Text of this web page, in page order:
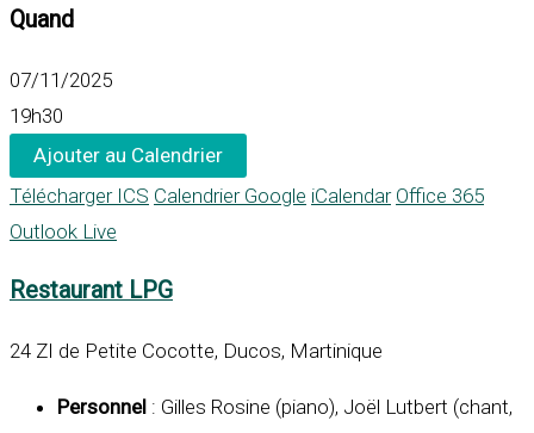
Quand
07/11/2025
19h30
Ajouter au Calendrier
Télécharger ICS Calendrier Google iCalendar Office 365
Outlook Live
Restaurant LPG
24 ZI de Petite Cocotte, Ducos, Martinique
Personnel : Gilles Rosine (piano), Joël Lutbert (chant,